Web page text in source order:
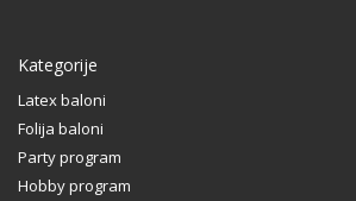
Kategorije
Latex baloni
Folija baloni
Party program
Hobby program